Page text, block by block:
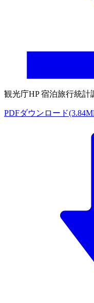
観光庁HP 宿泊旅行統計
PDFダウンロード